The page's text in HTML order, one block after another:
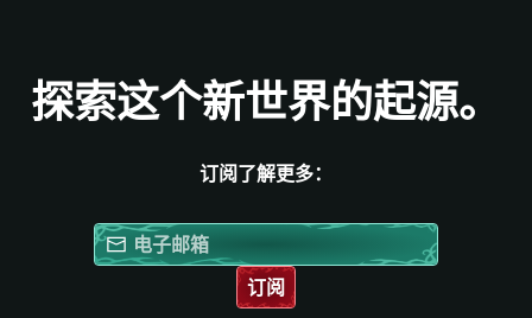
探索这个新世界的起源。
订阅了解更多：
订阅